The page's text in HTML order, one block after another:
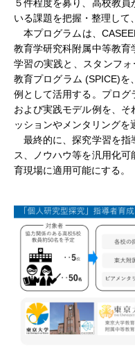
５件程度を募り、高校教
いる課題を把握・整理して
本プログラムは、
教育学研究科附属中等教
学習の実践と、スタンフ
教育プログラム (SPICE)を
例として活用する。プロ
および実践モデル例を、そ
ッションやメンタリングを
最終的に、探究学習を指
ス、ノウハウ等を汎用化
育現場に適用可能にする。